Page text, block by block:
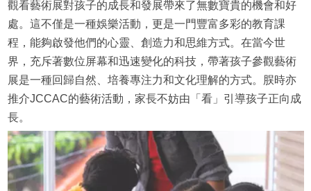
觀看藝術展對孩子的成長和發展帶來了無數寶貴的機會和好
處。這不僅是一種娛樂活動，更是一門豐富多彩的教育課
程，能夠啟發他們的心靈、創造力和思維方式。在當今世
界，充斥著數位屏幕和迅速變化的科技，帶著孩子參觀藝術
展是一種回歸自然、培養專注力和文化理解的方式。脵時亦
推介JCCAC的藝術活動，家長不妨由「看」引導孩子正向成
長。